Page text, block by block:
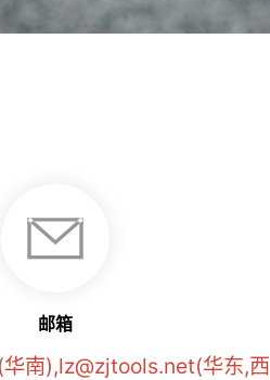
邮箱
南),lz@zjtools.net(华东,西